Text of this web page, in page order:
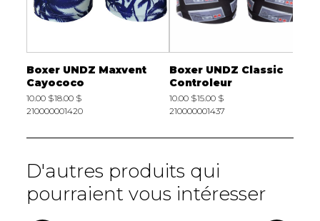
Boxer UNDZ Maxvent
Cayococo
10.00 $18.00 $
210000001420
Boxer UNDZ Classic
Controleur
10.00 $15.00 $
210000001437
D'autres produits qui
pourraient vous intéresser